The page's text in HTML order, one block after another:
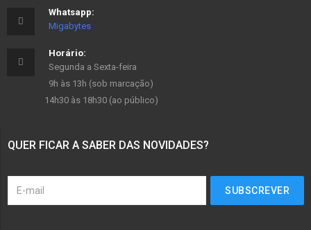
Whatsapp:
Migabytes
Horário:
Segunda a Sexta-feira
9h às 13h (sob marcação)
14h30 às 18h30 (ao público)
QUER FICAR A SABER DAS NOVIDADES?